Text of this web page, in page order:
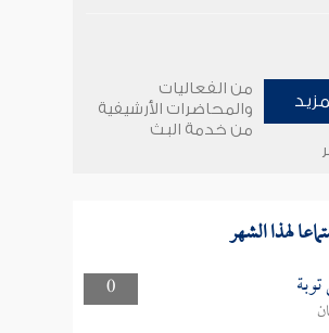
من الفعاليات
والمحاضرات الأرشيفية
من خدمة البث
لهذا الشهر
0